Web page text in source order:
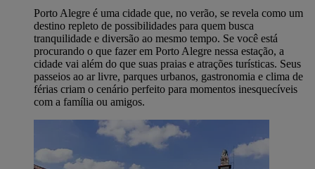
Porto Alegre é uma cidade que, no verão, se revela como um
destino repleto de possibilidades para quem busca
tranquilidade e diversão ao mesmo tempo. Se você está
procurando o que fazer em Porto Alegre nessa estação, a
cidade vai além do que suas praias e atrações turísticas. Seus
passeios ao ar livre, parques urbanos, gastronomia e clima de
férias criam o cenário perfeito para momentos inesquecíveis
com a família ou amigos.